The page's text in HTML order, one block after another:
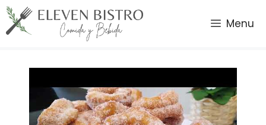
Saltar
al
contenido
Menu